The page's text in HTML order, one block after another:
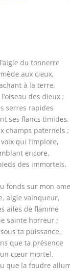
du tonnerre
aux cieux,
à la terre,
des dieux ;
serres rapides
ses flancs timides,
champs paternels ;
qui l’implore,
encore,
des immortels.
fonds sur mon
aigle vainqueur,
ailes de flamme
sainte horreur ;
ta puissance,
que ta présence
un cœur mortel,
que la foudre